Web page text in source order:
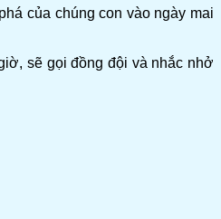
của chúng con vào ngày mai
sẽ gọi đồng đội và nhắc nhở